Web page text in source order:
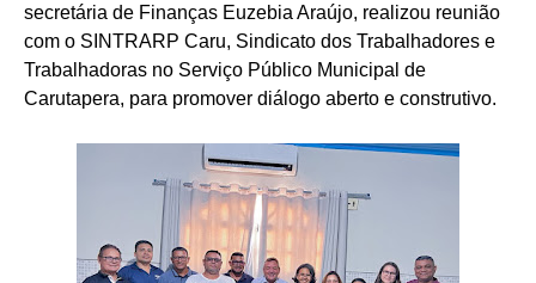
secretária de Finanças Euzebia Araújo, realizou reunião
com o SINTRARP Caru, Sindicato dos Trabalhadores e
Trabalhadoras no Serviço Público Municipal de
Carutapera, para promover diálogo aberto e construtivo.